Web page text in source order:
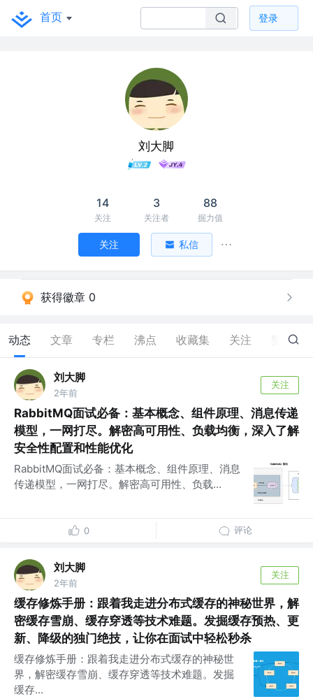
首页 登录
刘大脚
14
关注
3
关注者
88
掘力值
关注 私信
获得徽章 0
动态 文章 专栏 沸点 收藏集 关注 20
刘大脚
2年前
关注
RabbitMQ面试必备：基本概念、组件原理、消息传递
模型，一网打尽。解密高可用性、负载均衡，深入了解
安全性配置和性能优化
RabbitMQ面试必备：基本概念、组件原理、消息
传递模型，一网打尽。解密高可用性、负载...
0 评论
刘大脚
2年前
关注
缓存修炼手册：跟着我走进分布式缓存的神秘世界，解
密缓存雪崩、缓存穿透等技术难题。发掘缓存预热、更
新、降级的独门绝技，让你在面试中轻松秒杀
缓存修炼手册：跟着我走进分布式缓存的神秘世
界，解密缓存雪崩、缓存穿透等技术难题。发掘
缓存...